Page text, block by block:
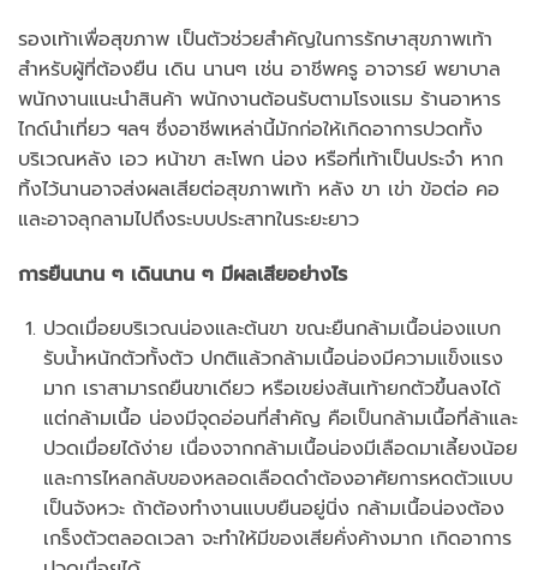
รองเท้าเพื่อสุขภาพ เป็นตัวช่วยสำคัญในการรักษาสุขภาพเท้า
สำหรับผู้ที่ต้องยืน เดิน นานๆ เช่น อาชีพครู อาจารย์ พยาบาล
พนักงานแนะนำสินค้า พนักงานต้อนรับตามโรงแรม ร้านอาหาร
ไกด์นำเที่ยว ฯลฯ ซึ่งอาชีพเหล่านี้มักก่อให้เกิดอาการปวดทั้ง
บริเวณหลัง เอว หน้าขา สะโพก น่อง หรือที่เท้าเป็นประจำ หาก
ทิ้งไว้นานอาจส่งผลเสียต่อสุขภาพเท้า หลัง ขา เข่า ข้อต่อ คอ
และอาจลุกลามไปถึงระบบประสาทในระยะยาว
การยืนนาน ๆ เดินนาน ๆ มีผลเสียอย่างไร
ปวดเมื่อยบริเวณน่องและต้นขา ขณะยืนกล้ามเนื้อน่องแบก
รับน้ำหนักตัวทั้งตัว ปกติแล้วกล้ามเนื้อน่องมีความแข็งแรง
มาก เราสามารถยืนขาเดียว หรือเขย่งส้นเท้ายกตัวขึ้นลงได้
แต่กล้ามเนื้อ น่องมีจุดอ่อนที่สำคัญ คือเป็นกล้ามเนื้อที่ล้าและ
ปวดเมื่อยได้ง่าย เนื่องจากกล้ามเนื้อน่องมีเลือดมาเลี้ยงน้อย
และการไหลกลับของหลอดเลือดดำต้องอาศัยการหดตัวแบบ
เป็นจังหวะ ถ้าต้องทำงานแบบยืนอยู่นิ่ง กล้ามเนื้อน่องต้อง
เกร็งตัวตลอดเวลา จะทำให้มีของเสียคั่งค้างมาก เกิดอาการ